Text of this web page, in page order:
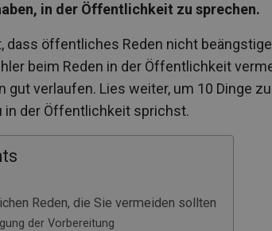
in der Öffentlichkeit zu sprechen.
dass öffentliches Reden nicht
beim Reden in der Öffentlichkeit
gut verlaufen. Lies weiter, um 10 Dinge
in der Öffentlichkeit sprichst.
Reden, die Sie vermeiden sollten
der Vorbereitung